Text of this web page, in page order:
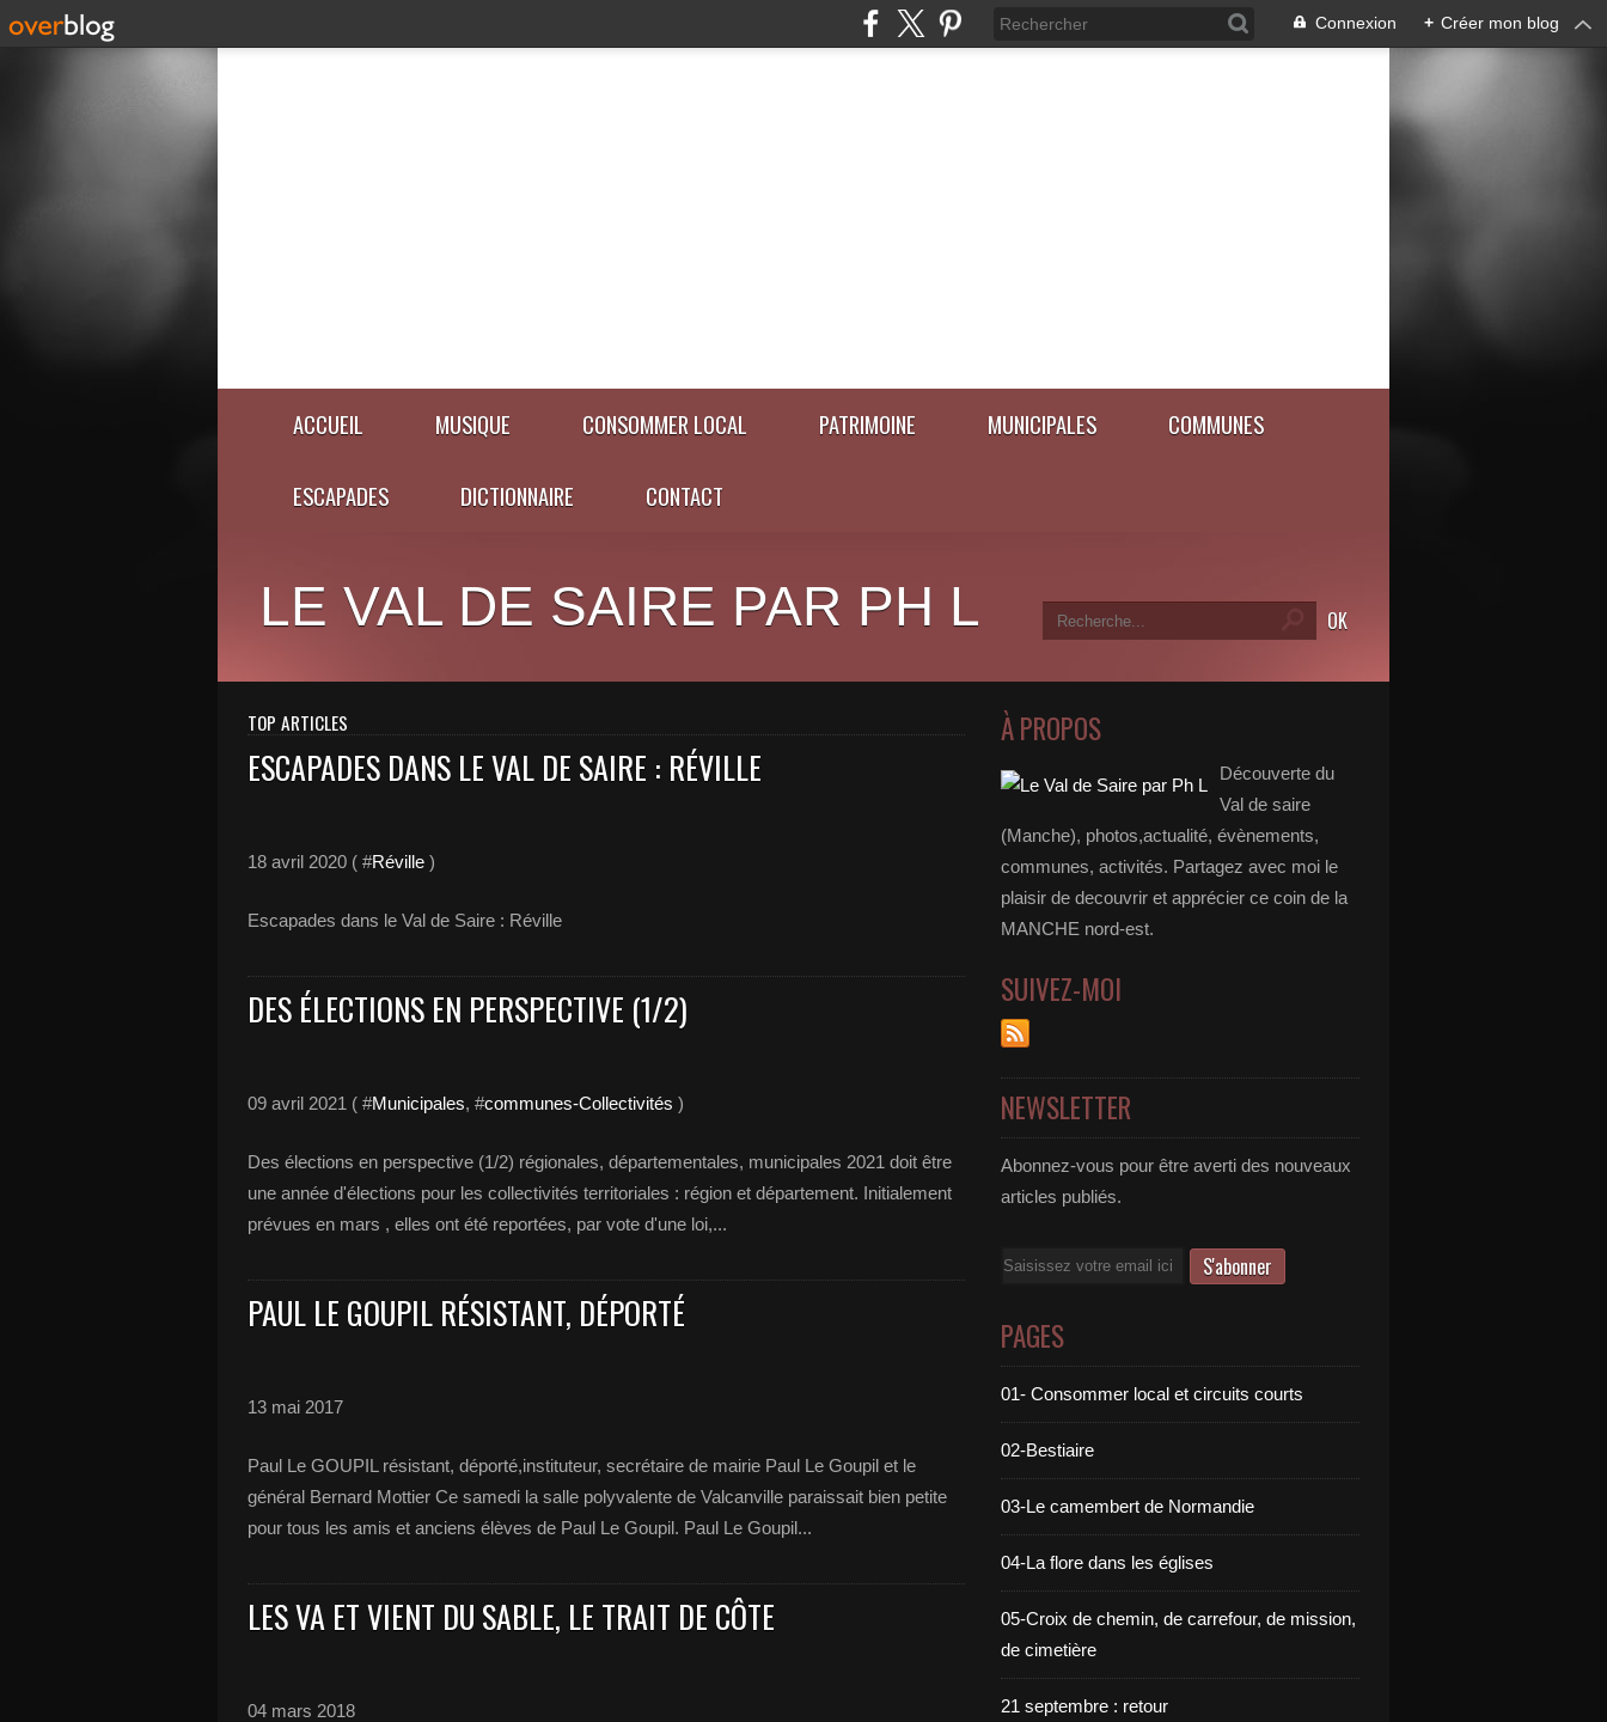
Connexion + Créer mon blog
ACCUEIL MUSIQUE CONSOMMER LOCAL PATRIMOINE MUNICIPALES COMMUNES
ESCAPADES DICTIONNAIRE CONTACT
LE VAL DE SAIRE PAR PH L
TOP ARTICLES
ESCAPADES DANS LE VAL DE SAIRE : RÉVILLE
18 avril 2020 ( #Réville )
Escapades dans le Val de Saire : Réville
DES ÉLECTIONS EN PERSPECTIVE (1/2)
09 avril 2021 ( #Municipales, #communes-Collectivités )
Des élections en perspective (1/2) régionales, départementales, municipales 2021 doit être
une année d'élections pour les collectivités territoriales : région et département. Initialement
prévues en mars , elles ont été reportées, par vote d'une loi,...
PAUL LE GOUPIL RÉSISTANT, DÉPORTÉ
13 mai 2017
Paul Le GOUPIL résistant, déporté,instituteur, secrétaire de mairie Paul Le Goupil et le
général Bernard Mottier Ce samedi la salle polyvalente de Valcanville paraissait bien petite
pour tous les amis et anciens élèves de Paul Le Goupil. Paul Le Goupil...
LES VA ET VIENT DU SABLE, LE TRAIT DE CÔTE
04 mars 2018
À PROPOS
Découverte du
Val de saire
(Manche), photos,actualité, évènements,
communes, activités. Partagez avec moi le
plaisir de decouvrir et apprécier ce coin de la
MANCHE nord-est.
SUIVEZ-MOI
NEWSLETTER
Abonnez-vous pour être averti des nouveaux
articles publiés.
Email
PAGES
01- Consommer local et circuits courts
02-Bestiaire
03-Le camembert de Normandie
04-La flore dans les églises
05-Croix de chemin, de carrefour, de mission,
de cimetière
21 septembre : retour